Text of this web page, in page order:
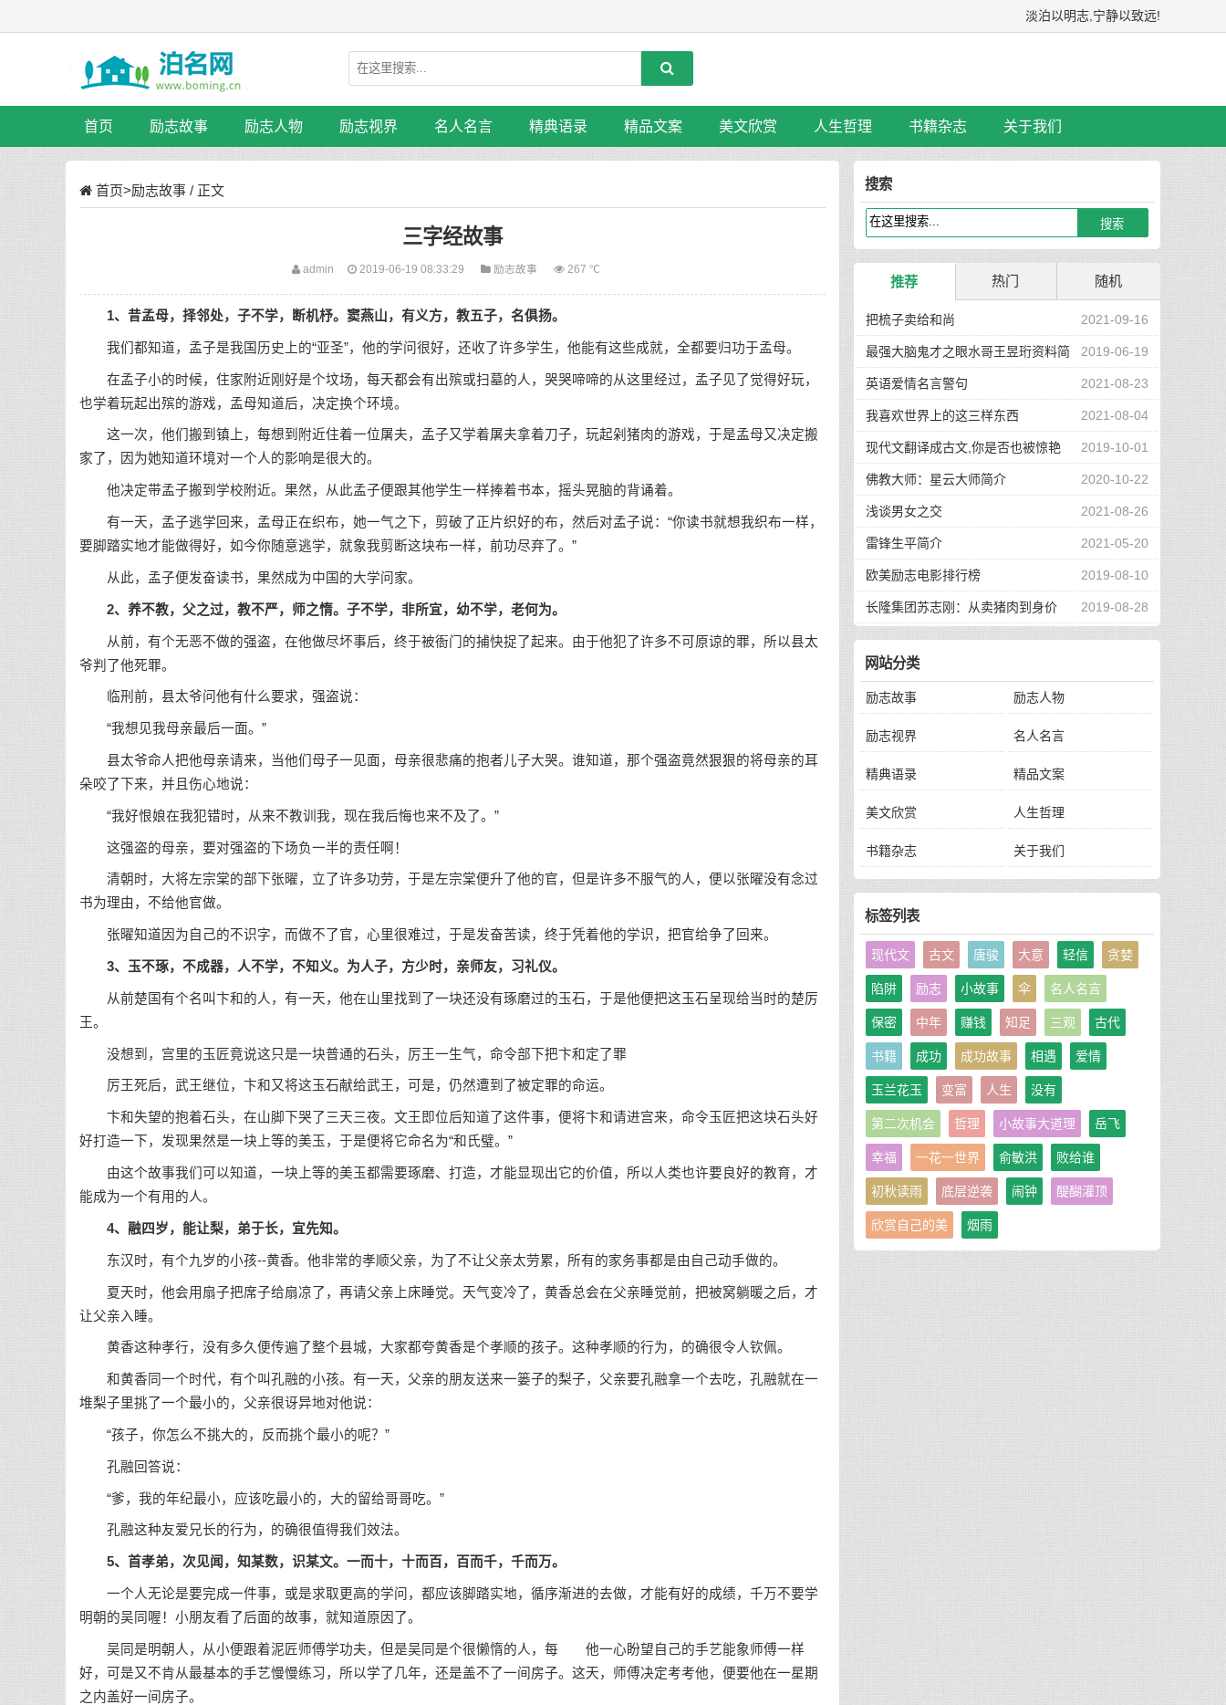
淡泊以明志,宁静以致远!
首页 励志故事 励志人物 励志视界 名人名言 精典语录 精品文案 美文欣赏 人生哲理 书籍杂志 关于我们
首页>励志故事 / 正文
三字经故事
admin 2019-06-19 08:33:29 励志故事 267 ℃
1、昔孟母，择邻处，子不学，断机杼。窦燕山，有义方，教五子，名俱扬。
我们都知道，孟子是我国历史上的“亚圣”，他的学问很好，还收了许多学生，他能有这些成就，全都要归功于孟母。
在孟子小的时候，住家附近刚好是个坟场，每天都会有出殡或扫墓的人，哭哭啼啼的从这里经过，孟子见了觉得好玩，
也学着玩起出殡的游戏，孟母知道后，决定换个环境。
这一次，他们搬到镇上，每想到附近住着一位屠夫，孟子又学着屠夫拿着刀子，玩起剁猪肉的游戏，于是孟母又决定搬
家了，因为她知道环境对一个人的影响是很大的。
他决定带孟子搬到学校附近。果然，从此孟子便跟其他学生一样捧着书本，摇头晃脑的背诵着。
有一天，孟子逃学回来，孟母正在织布，她一气之下，剪破了正片织好的布，然后对孟子说：“你读书就想我织布一样，
要脚踏实地才能做得好，如今你随意逃学，就象我剪断这块布一样，前功尽弃了。”
从此，孟子便发奋读书，果然成为中国的大学问家。
2、养不教，父之过，教不严，师之惰。子不学，非所宜，幼不学，老何为。
从前，有个无恶不做的强盗，在他做尽坏事后，终于被衙门的捕快捉了起来。由于他犯了许多不可原谅的罪，所以县太
爷判了他死罪。
临刑前，县太爷问他有什么要求，强盗说：
“我想见我母亲最后一面。”
县太爷命人把他母亲请来，当他们母子一见面，母亲很悲痛的抱者儿子大哭。谁知道，那个强盗竟然狠狠的将母亲的耳
朵咬了下来，并且伤心地说：
“我好恨娘在我犯错时，从来不教训我，现在我后悔也来不及了。”
这强盗的母亲，要对强盗的下场负一半的责任啊！
清朝时，大将左宗棠的部下张曜，立了许多功劳，于是左宗棠便升了他的官，但是许多不服气的人，便以张曜没有念过
书为理由，不给他官做。
张曜知道因为自己的不识字，而做不了官，心里很难过，于是发奋苦读，终于凭着他的学识，把官给争了回来。
3、玉不琢，不成器，人不学，不知义。为人子，方少时，亲师友，习礼仪。
从前楚国有个名叫卞和的人，有一天，他在山里找到了一块还没有琢磨过的玉石，于是他便把这玉石呈现给当时的楚厉
王。
没想到，宫里的玉匠竟说这只是一块普通的石头，厉王一生气，命令部下把卞和定了罪
厉王死后，武王继位，卞和又将这玉石献给武王，可是，仍然遭到了被定罪的命运。
卞和失望的抱着石头，在山脚下哭了三天三夜。文王即位后知道了这件事，便将卞和请进宫来，命令玉匠把这块石头好
好打造一下，发现果然是一块上等的美玉，于是便将它命名为“和氏璧。”
由这个故事我们可以知道，一块上等的美玉都需要琢磨、打造，才能显现出它的价值，所以人类也许要良好的教育，才
能成为一个有用的人。
4、融四岁，能让梨，弟于长，宜先知。
东汉时，有个九岁的小孩--黄香。他非常的孝顺父亲，为了不让父亲太劳累，所有的家务事都是由自己动手做的。
夏天时，他会用扇子把席子给扇凉了，再请父亲上床睡觉。天气变冷了，黄香总会在父亲睡觉前，把被窝躺暖之后，才
让父亲入睡。
黄香这种孝行，没有多久便传遍了整个县城，大家都夸黄香是个孝顺的孩子。这种孝顺的行为，的确很令人钦佩。
和黄香同一个时代，有个叫孔融的小孩。有一天，父亲的朋友送来一篓子的梨子，父亲要孔融拿一个去吃，孔融就在一
堆梨子里挑了一个最小的，父亲很讶异地对他说：
“孩子，你怎么不挑大的，反而挑个最小的呢？”
孔融回答说：
“爹，我的年纪最小，应该吃最小的，大的留给哥哥吃。”
孔融这种友爱兄长的行为，的确很值得我们效法。
5、首孝弟，次见闻，知某数，识某文。一而十，十而百，百而千，千而万。
一个人无论是要完成一件事，或是求取更高的学问，都应该脚踏实地，循序渐进的去做，才能有好的成绩，千万不要学
明朝的吴同喔！小朋友看了后面的故事，就知道原因了。
吴同是明朝人，从小便跟着泥匠师傅学功夫，但是吴同是个很懒惰的人，每 他一心盼望自己的手艺能象师傅一样
好，可是又不肯从最基本的手艺慢慢练习，所以学了几年，还是盖不了一间房子。这天，师傅决定考考他，便要他在一星期
之内盖好一间房子。
搜索
推荐 热门 随机
2021-09-16
把梳子卖给和尚
2019-06-19
最强大脑鬼才之眼水哥王昱珩资料简
介 2021-08-23
英语爱情名言警句
2021-08-04
我喜欢世界上的这三样东西
2019-10-01
现代文翻译成古文,你是否也被惊艳
到了 2020-10-22
佛教大师：星云大师简介
2021-08-26
浅谈男女之交
2021-05-20
雷锋生平简介
2019-08-10
欧美励志电影排行榜
2019-08-28
长隆集团苏志刚：从卖猪肉到身价
130亿，他的秘诀是？
网站分类
励志故事 励志人物
励志视界 名人名言
精典语录 精品文案
美文欣赏 人生哲理
书籍杂志 关于我们
标签列表
现代文 古文 唐骏 大意 轻信 贪婪
陷阱 励志 小故事 伞 名人名言
保密 中年 赚钱 知足 三观 古代
书籍 成功 成功故事 相遇 爱情
玉兰花玉 变富 人生 没有
第二次机会 哲理 小故事大道理 岳飞
幸福 一花一世界 俞敏洪 败给谁
初秋读雨 底层逆袭 闹钟 醍醐灌顶
欣赏自己的美 烟雨